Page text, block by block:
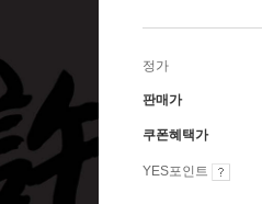
정가
판매가
쿠폰혜택가
YES포인트